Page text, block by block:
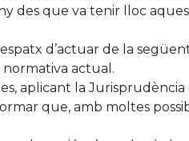
des que va tenir lloc
d’actuar de la
normativa actual.
aplicant la Jurisprudència
que, amb moltes